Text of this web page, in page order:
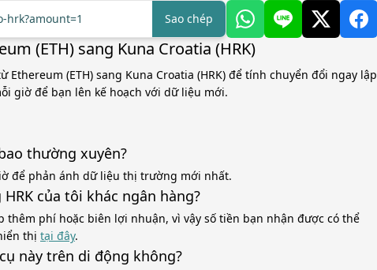
Sao chép
(ETH) sang Kuna Croatia (HRK)
(ETH) sang Kuna Croatia (HRK) để tính chuyển đổi ngay lập
giờ để bạn lên kế hoạch với dữ liệu mới.
thường xuyên?
để phản ánh dữ liệu thị trường mới nhất.
của tôi khác ngân hàng?
thêm phí hoặc biên lợi nhuận, vì vậy số tiền bạn nhận được có thể
thị tại đây.
này trên di động không?